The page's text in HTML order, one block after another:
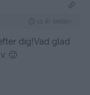
dig!Vad glad
🙂